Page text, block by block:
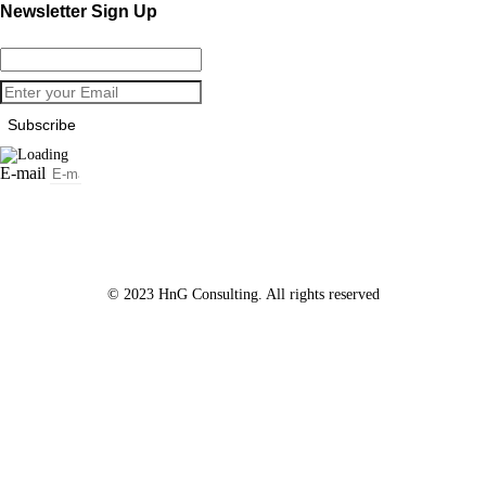
Newsletter Sign Up
E-mail
© 2023 HnG Consulting. All rights reserved